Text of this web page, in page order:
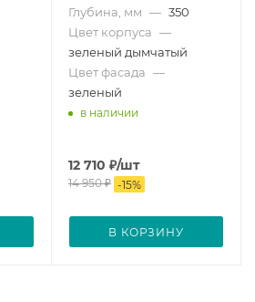
Глубина, мм — 350
Цвет корпуса —
зеленый дымчатый
Цвет фасада —
зеленый
в наличии
12 710 ₽/шт
14 950₽ -15%
В КОРЗИНУ